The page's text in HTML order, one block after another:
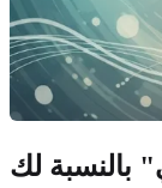
بالنسبة لك